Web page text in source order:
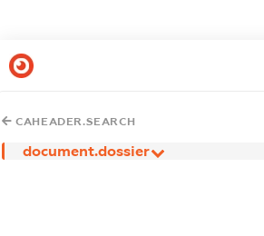
CAHEADER.SEARCH
document.dossier